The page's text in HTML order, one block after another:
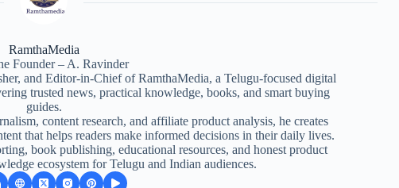
RamthaMedia
Founder – A. Ravinder
and Editor-in-Chief of RamthaMedia, a Telugu-focused digital
trusted news, practical knowledge, books, and smart buying
guides.
content research, and affiliate product analysis, he creates
that helps readers make informed decisions in their daily lives.
book publishing, educational resources, and honest product
ecosystem for Telugu and Indian audiences.